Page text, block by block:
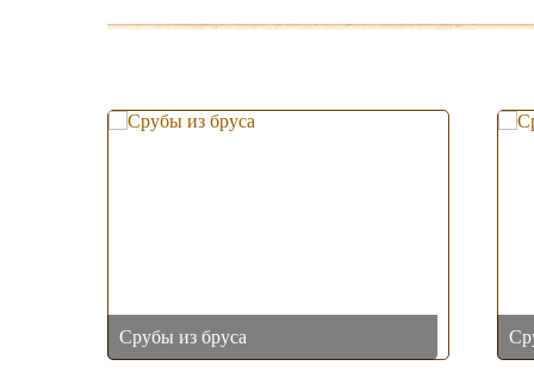
Срубы из бруса